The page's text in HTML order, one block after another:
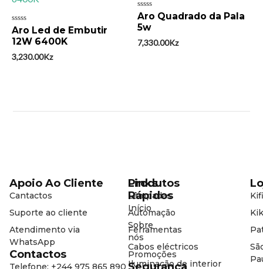
Avaliação
0
de
5
Aro Led de Embutir
12W 6400K
3,230.00Kz
Avaliação
0
de
5
Aro Quadrado da Pala
5w
7,330.00Kz
Produtos
Lâmpadas
Automação
Ferramentas
Cabos eléctricos
Iluminação de interior
Links
Rápidos
Início
Sobre
nós
Promoções
Apoio Ao Cliente
Cantactos
Suporte ao cliente
Atendimento via
WhatsApp
Contactos
Telefone: +244 975 865 890